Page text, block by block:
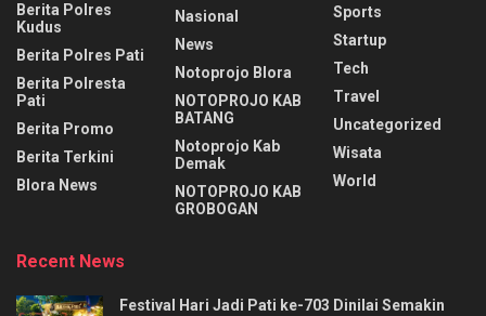
Berita Polres
Kudus
Berita Polres Pati
Berita Polresta
Pati
Berita Promo
Berita Terkini
Blora News
Nasional
News
Notoprojo Blora
NOTOPROJO KAB
BATANG
Notoprojo Kab
Demak
NOTOPROJO KAB
GROBOGAN
Sports
Startup
Tech
Travel
Uncategorized
Wisata
World
Recent News
Festival Hari Jadi Pati ke-703 Dinilai Semakin